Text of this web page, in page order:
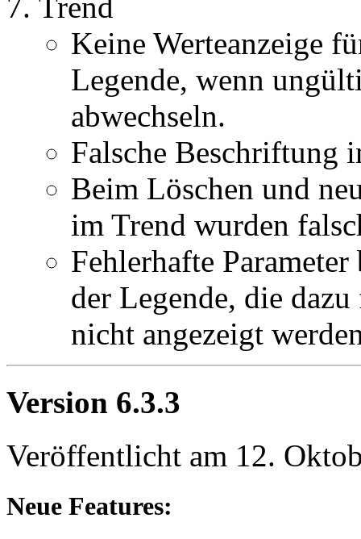
Trend
Keine Werteanzeige
Legende, wenn
abwechseln.
Falsche Beschriftung
Beim Löschen und
im Trend wurden
Fehlerhafte
der Legende, die
nicht angezeigt
Version 6.3.3
Veröffentlicht am 12.
Neue Features: